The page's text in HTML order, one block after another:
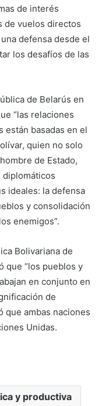
de interés
de vuelos directos
defensa desde el
los desafíos de las
de Belarús en
“las relaciones
están basadas en el
quien no solo
de Estado,
diplomáticos
ideales: la defensa
y consolidación
enemigos”.
Bolivariana de
que “los pueblos y
en conjunto en
de
que ambas naciones
Unidas.
y productiva